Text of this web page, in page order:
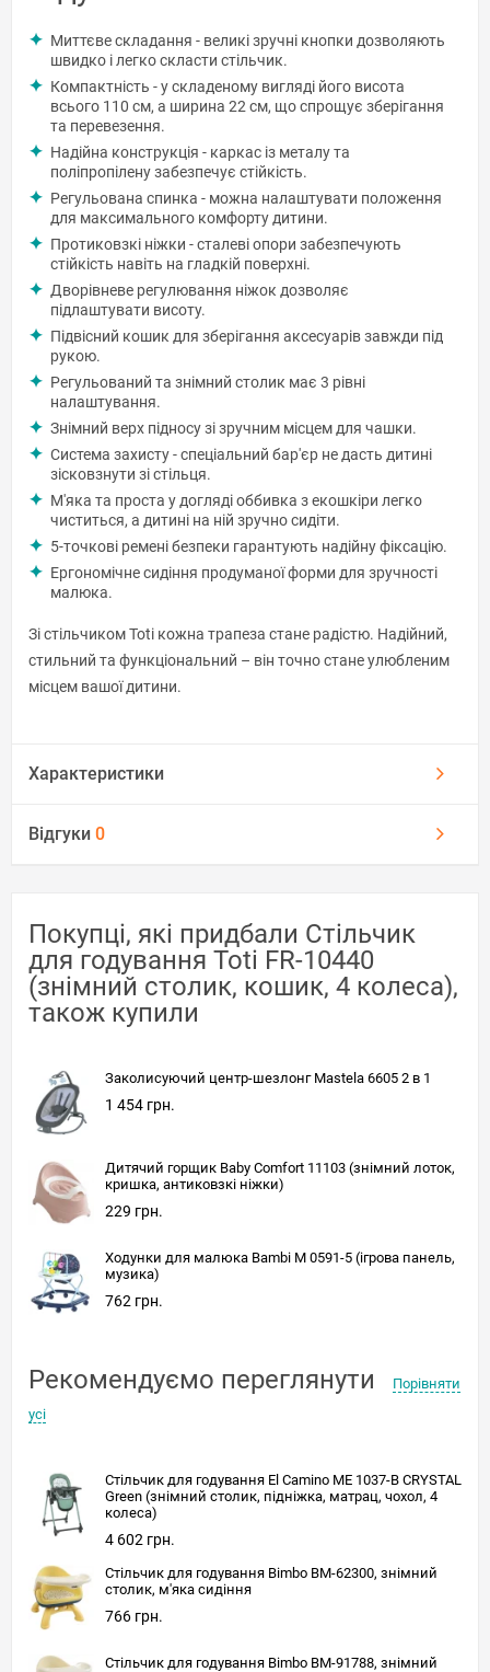
Миттєве складання - великі зручні кнопки дозволяють
швидко і легко скласти стільчик.
Компактність - у складеному вигляді його висота
всього 110 см, а ширина 22 см, що спрощує зберігання
та перевезення.
Надійна конструкція - каркас із металу та
поліпропілену забезпечує стійкість.
Регульована спинка - можна налаштувати положення
для максимального комфорту дитини.
Протиковзкі ніжки - сталеві опори забезпечують
стійкість навіть на гладкій поверхні.
Дворівневе регулювання ніжок дозволяє
підлаштувати висоту.
Підвісний кошик для зберігання аксесуарів завжди під
рукою.
Регульований та знімний столик має 3 рівні
налаштування.
Знімний верх підносу зі зручним місцем для чашки.
Система захисту - спеціальний бар'єр не дасть дитині
зісковзнути зі стільця.
М'яка та проста у догляді оббивка з екошкіри легко
чиститься, а дитині на ній зручно сидіти.
5-точкові ремені безпеки гарантують надійну фіксацію.
Ергономічне сидіння продуманої форми для зручності
малюка.
Зі стільчиком Toti кожна трапеза стане радістю. Надійний,
стильний та функціональний – він точно стане улюбленим
місцем вашої дитини.
Характеристики
Відгуки 0
Покупці, які придбали Стільчик
для годування Toti FR-10440
(знімний столик, кошик, 4 колеса),
також купили
Заколисуючий центр-шезлонг Mastela 6605 2 в 1
1 454 грн.
Дитячий горщик Baby Comfort 11103 (знімний лоток,
кришка, антиковзкі ніжки)
229 грн.
Ходунки для малюка Bambi M 0591-5 (ігрова панель,
музика)
762 грн.
Рекомендуємо переглянути
Порівняти
усі
Стільчик для годування El Camino ME 1037-B CRYSTAL
Green (знімний столик, підніжка, матрац, чохол, 4
колеса)
4 602 грн.
Стільчик для годування Bimbo BM-62300, знімний
столик, м'яка сидіння
766 грн.
Стільчик для годування Bimbo BM-91788, знімний